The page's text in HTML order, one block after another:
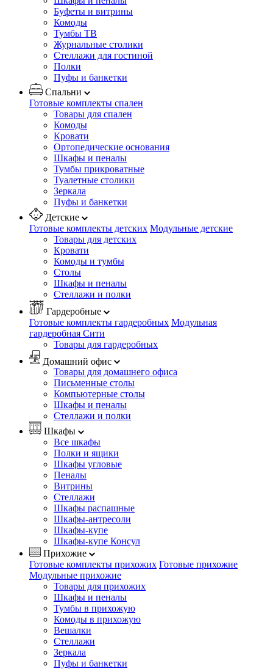
Буфеты и витрины
Комоды
Тумбы ТВ
Журнальные столики
Стеллажи для гостиной
Полки
Пуфы и банкетки
Спальни
Готовые комплекты спален
Товары для спален
Комоды
Кровати
Ортопедические основания
Шкафы и пеналы
Тумбы прикроватные
Туалетные столики
Зеркала
Пуфы и банкетки
Детские
Готовые комплекты детских Модульные детские
Товары для детских
Кровати
Комоды и тумбы
Столы
Шкафы и пеналы
Стеллажи и полки
Гардеробные
Готовые комплекты гардеробных Модульная
гардеробная Сити
Товары для гардеробных
Домашний офис
Товары для домашнего офиса
Письменные столы
Компьютерные столы
Шкафы и пеналы
Стеллажи и полки
Шкафы
Все шкафы
Полки и ящики
Шкафы угловые
Пеналы
Витрины
Стеллажи
Шкафы распашные
Шкафы-антресоли
Шкафы-купе
Шкафы-купе Консул
Прихожие
Готовые комплекты прихожих Готовые прихожие
Модульные прихожие
Товары для прихожих
Шкафы и пеналы
Тумбы в прихожую
Комоды в прихожую
Вешалки
Стеллажи
Зеркала
Пуфы и банкетки